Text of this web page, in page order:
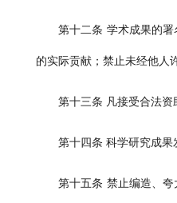
第十二条 学术成果的
的实际贡献；禁止未经他人
第十三条 凡接受合法
第十四条 科学研究成果
第十五条 禁止编造、